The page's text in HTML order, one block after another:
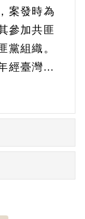
案發時為
參加共匪
黨組織。
經臺灣省
5條「參
會提出申
董事會審
第11次